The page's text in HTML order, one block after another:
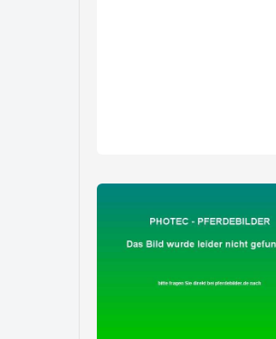
zeige alle 5 Fotos